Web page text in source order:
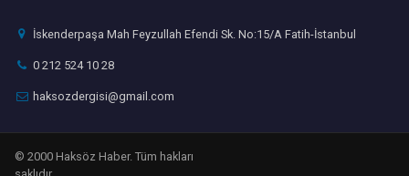
İskenderpaşa Mah Feyzullah Efendi Sk. No:15/A Fatih-İstanbul
0 212 524 10 28
haksozdergisi@gmail.com
© 2000 Haksöz Haber. Tüm hakları